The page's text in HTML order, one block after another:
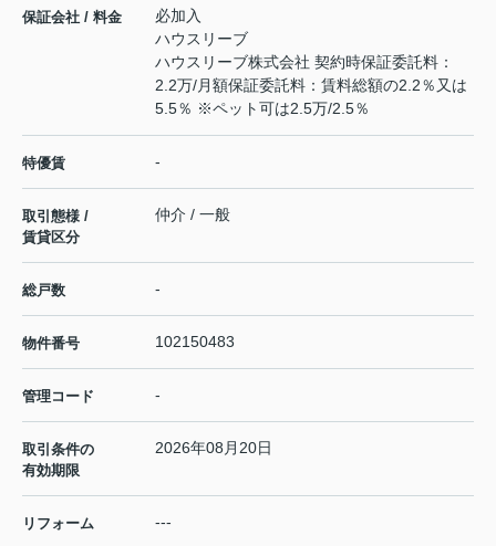
保証会社 / 料金
必加入
ハウスリーブ
ハウスリーブ株式会社 契約時保証委託料：
2.2万/月額保証委託料：賃料総額の2.2％又は
5.5％ ※ペット可は2.5万/2.5％
特優賃 -
取引態様 /
賃貸区分
仲介 / 一般
総戸数 -
物件番号 102150483
管理コード -
取引条件の
有効期限
2026年08月20日
リフォーム ---